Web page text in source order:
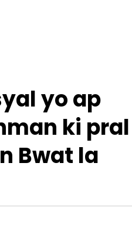
yo ap
ki pral
Bwat la